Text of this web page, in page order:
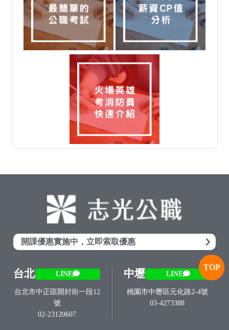
開課優惠實施中，立即索取優惠
台北 LINE
台北市中正區開封街一段12
號
02-23120607
中壢 LINE
桃園市中壢區元化路2-4號
03-4273388
TOP